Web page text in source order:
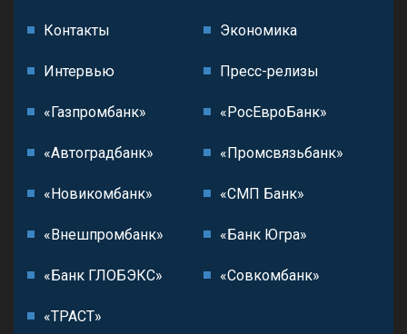
Контакты Экономика
Интервью Пресс-релизы
«Газпромбанк» «РосЕвроБанк»
«Автоградбанк» «Промсвязьбанк»
«Новикомбанк» «СМП Банк»
«Внешпромбанк» «Банк Югра»
«Банк ГЛОБЭКС» «Совкомбанк»
«ТРАСТ»